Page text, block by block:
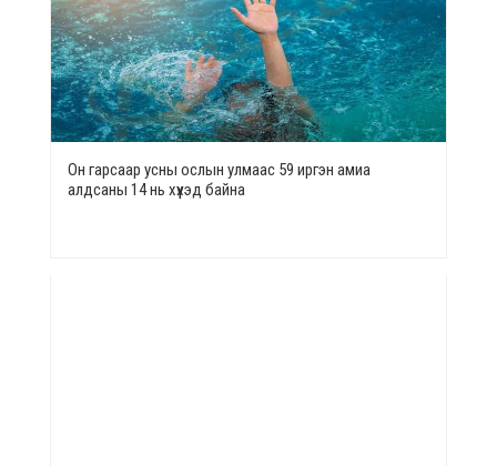
Он гарсаар усны ослын улмаас 59 иргэн амиа
алдсаны 14 нь хүүхэд байна